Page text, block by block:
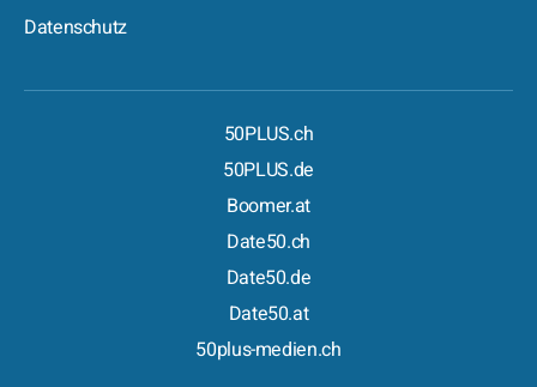
Datenschutz
50PLUS.ch
50PLUS.de
Boomer.at
Date50.ch
Date50.de
Date50.at
50plus-medien.ch